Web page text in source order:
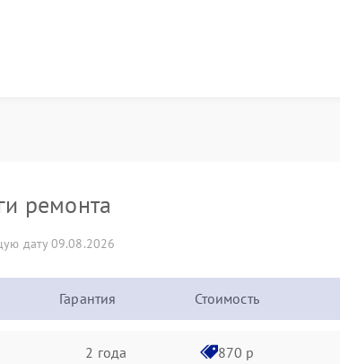
ремонта
дату 09.08.2026
Гарантия Стоимость
2 года 870 р